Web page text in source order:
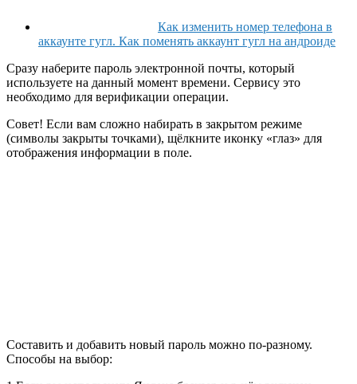
Как изменить номер телефона в
аккаунте гугл. Как поменять аккаунт гугл на андроиде
Сразу наберите пароль электронной почты, который
используете на данный момент времени. Сервису это
необходимо для верификации операции.
Совет! Если вам сложно набирать в закрытом режиме
(символы закрыты точками), щёлкните иконку «глаз» для
отображения информации в поле.
Составить и добавить новый пароль можно по-разному.
Способы на выбор: